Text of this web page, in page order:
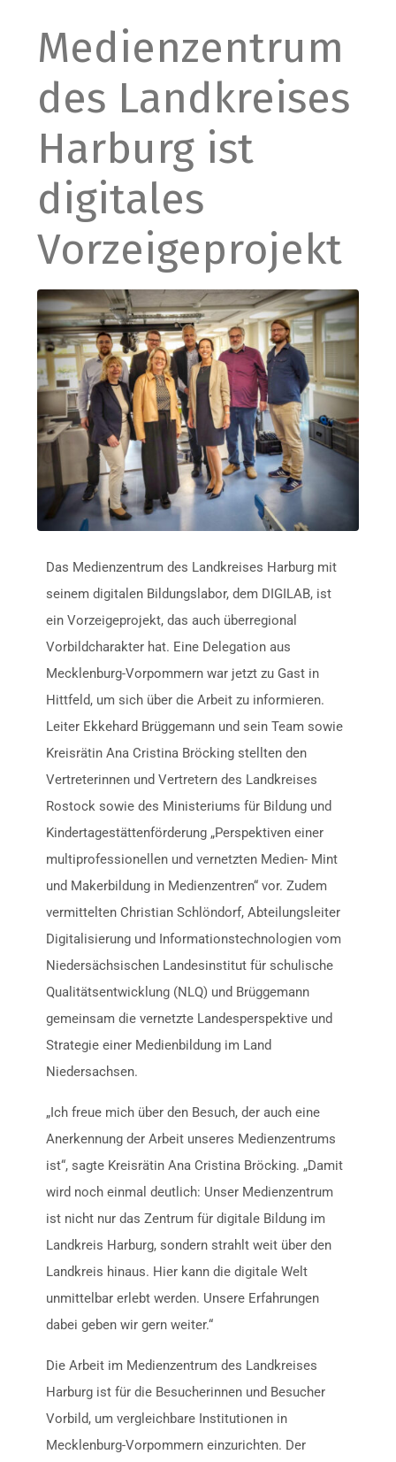
Medienzentrum
des Landkreises
Harburg ist
digitales
Vorzeigeprojekt
Das Medienzentrum des Landkreises Harburg mit
seinem digitalen Bildungslabor, dem DIGILAB, ist
ein Vorzeigeprojekt, das auch überregional
Vorbildcharakter hat. Eine Delegation aus
Mecklenburg-Vorpommern war jetzt zu Gast in
Hittfeld, um sich über die Arbeit zu informieren.
Leiter Ekkehard Brüggemann und sein Team sowie
Kreisrätin Ana Cristina Bröcking stellten den
Vertreterinnen und Vertretern des Landkreises
Rostock sowie des Ministeriums für Bildung und
Kindertagestättenförderung „Perspektiven einer
multiprofessionellen und vernetzten Medien- Mint
und Makerbildung in Medienzentren“ vor. Zudem
vermittelten Christian Schlöndorf, Abteilungsleiter
Digitalisierung und Informationstechnologien vom
Niedersächsischen Landesinstitut für schulische
Qualitätsentwicklung (NLQ) und Brüggemann
gemeinsam die vernetzte Landesperspektive und
Strategie einer Medienbildung im Land
Niedersachsen.
„Ich freue mich über den Besuch, der auch eine
Anerkennung der Arbeit unseres Medienzentrums
ist“, sagte Kreisrätin Ana Cristina Bröcking. „Damit
wird noch einmal deutlich: Unser Medienzentrum
ist nicht nur das Zentrum für digitale Bildung im
Landkreis Harburg, sondern strahlt weit über den
Landkreis hinaus. Hier kann die digitale Welt
unmittelbar erlebt werden. Unsere Erfahrungen
dabei geben wir gern weiter.“
Die Arbeit im Medienzentrum des Landkreises
Harburg ist für die Besucherinnen und Besucher
Vorbild, um vergleichbare Institutionen in
Mecklenburg-Vorpommern einzurichten. Der